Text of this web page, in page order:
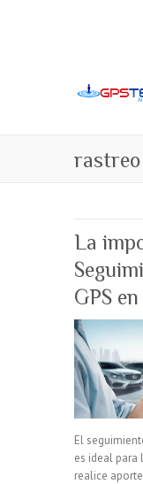
La
GPS
El
es ideal
realice